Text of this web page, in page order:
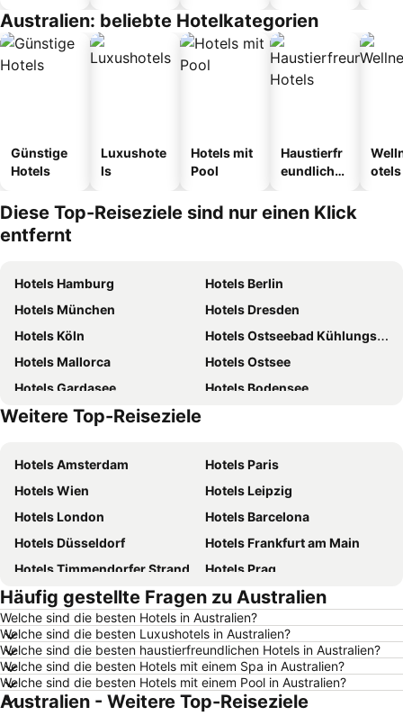
Australien: beliebte Hotelkategorien
Günstige
Hotels
Luxushote
ls
Hotels mit
Pool
Haustierfr
eundliche
otels
Diese Top-Reiseziele sind nur einen Klick
entfernt
Hotels Hamburg
Hotels Berlin
Hotels München
Hotels Dresden
Hotels Köln
Hotels Ostseebad Kühlungsborn
Hotels Mallorca
Hotels Ostsee
Hotels Gardasee
Hotels Bodensee
Hotels Österreich
Weitere Top-Reiseziele
Hotels Amsterdam
Hotels Paris
Hotels Wien
Hotels Leipzig
Hotels London
Hotels Barcelona
Hotels Düsseldorf
Hotels Frankfurt am Main
Hotels Timmendorfer Strand
Hotels Prag
Hotels Playa de Palma
Hotels Nürnberg
Hotels Bremen
Hotels Kopenhagen
Hotels Rostock
Hotels Swinemünde
Hotels Rom
Hotels New York
Hotels Hannover
Hotels Rügen
Häufig gestellte Fragen zu Australien
Welche sind die besten Hotels in Australien?
Welche sind die besten Luxushotels in Australien?
Welche sind die besten haustierfreundlichen Hotels in Australien?
Welche sind die besten Hotels mit einem Spa in Australien?
Welche sind die besten Hotels mit einem Pool in Australien?
Australien - Weitere Top-Reiseziele